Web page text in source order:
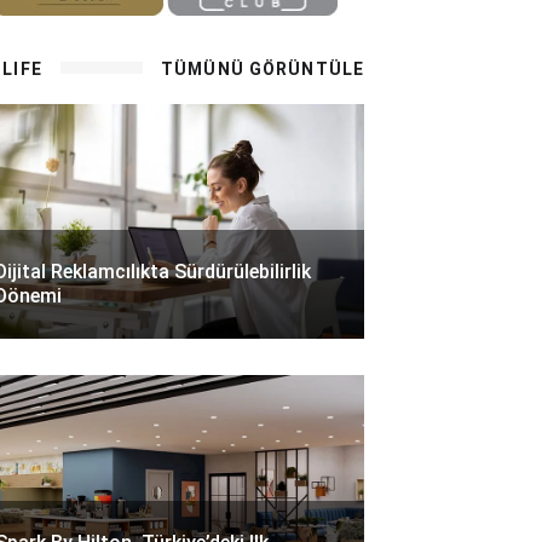
TÜMÜNÜ GÖRÜNTÜLE
Reklamcılıkta Sürdürülebilirlik